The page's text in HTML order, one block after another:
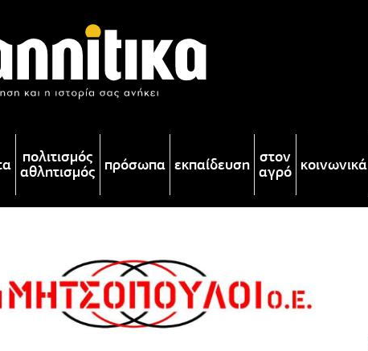
πολιτισμός
αθλητισμός πρόσωπα εκπαίδευση στον
αγρό κοινωνικά